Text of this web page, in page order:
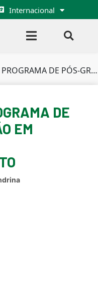
Internacional
GRADUAÇÃO EM ANÁLISE DO COMPORTAMENTO
DE
EM